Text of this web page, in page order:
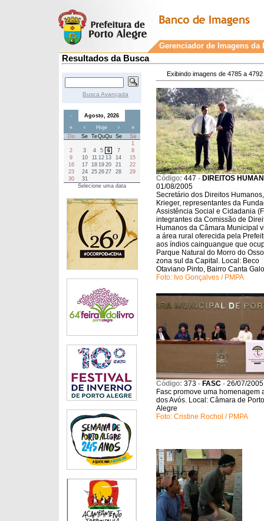
Gerenciador de Imagens da
Resultados da Busca
Exibindo imagens de 4785 a 4792
Código: 447 - DIREITOS
01/08/2005
Secretário dos Direitos
Krieger, representantes da
Assistência Social e Cidadania
integrantes da Comissão de
Humanos da Câmara Municipal
a área rural oferecida pela
aos índios cainguangue que
Parque Natural do Morro do
zona sul da Capital. Local: Beco
Otaviano Pinto, Bairro Canta Galo
Foto: Ivo Gonçalves / PMPA
Código: 373 - FASC - 26/07/2005
Fasc promove uma homenagem
dos Avós. Local: Câmara de Porto
Alegre
Foto: Cristine Rochol / PMPA
Busca Avançada
-
Agosto, 2026
«
‹ Hoje ›
»
Do
Se TeQuQu Se
Sá
1
2
3 4 5 6 7
8
9
10 11 12 13 14
15
16
17 18 19 20 21
22
23
24 25 26 27 28
29
30
31
Selecione uma data